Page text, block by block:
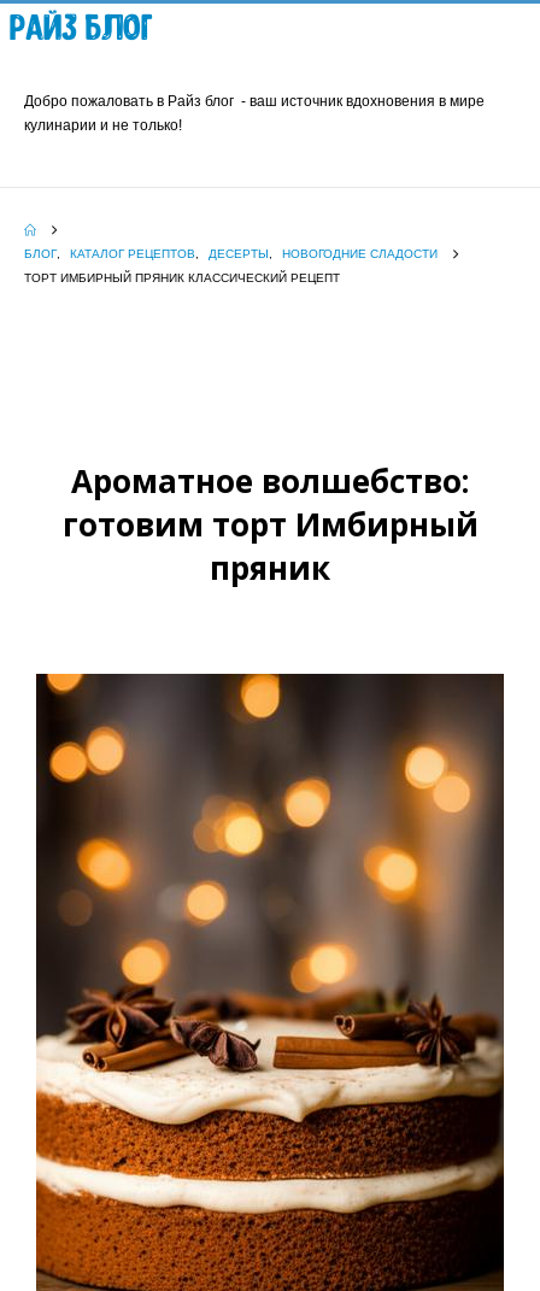
Райз Блог
Добро пожаловать в Райз блог - ваш источник вдохновения в мире
кулинарии и не только!
БЛОГ, КАТАЛОГ РЕЦЕПТОВ ДЕСЕРТЫ
НОВОГОДНИЕ СЛАДОСТИ
ТОРТ ИМБИРНЫЙ ПРЯНИК КЛАССИЧЕСКИЙ РЕЦЕПТ
Ароматное волшебство:
готовим торт Имбирный
пряник